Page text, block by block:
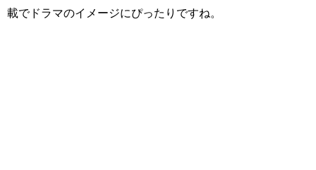
載でドラマのイメージにぴったりですね。